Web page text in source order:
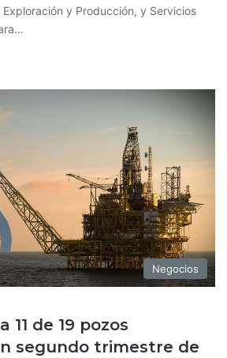
y Producción, y Servicios
Negocios
11 de 19 pozos
segundo trimestre de